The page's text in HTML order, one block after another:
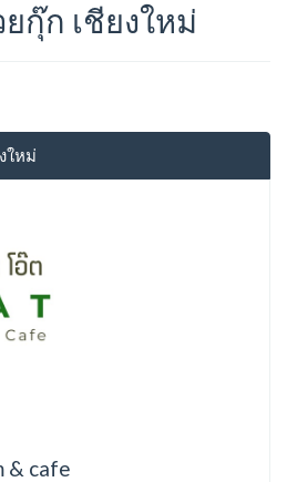
กุ๊ก เชียงใหม่
ใหม่
& cafe